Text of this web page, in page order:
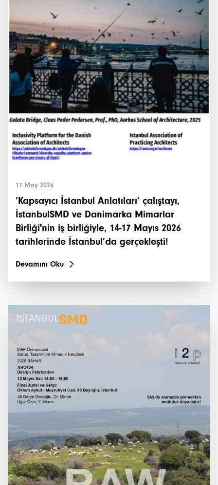
İstanbulSMD
Haberler
Etkinlikler
Projeler
Bültenler
17 May 2026
‘Kapsayıcı İstanbul Anlatıları’ çalıştayı,
İstanbulSMD ve Danimarka Mimarlar
Birliği'nin iş birliğiyle, 14-17 Mayıs 2026
tarihlerinde İstanbul’da gerçekleşti!
Devamını Oku